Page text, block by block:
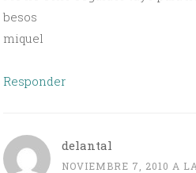
besos
miquel
Responder
delantal
NOVIEMBRE 7, 2010 A